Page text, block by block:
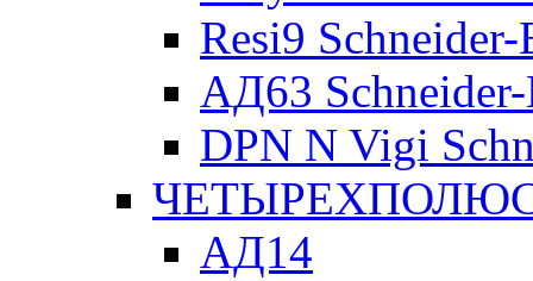
Resi9
АД63
DPN N Vigi
АД14